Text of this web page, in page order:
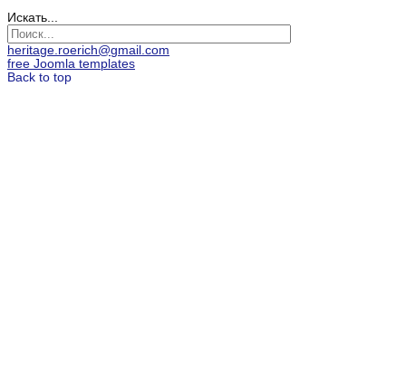
Искать...
heritage.roerich@gmail.com
free Joomla templates
Back to top